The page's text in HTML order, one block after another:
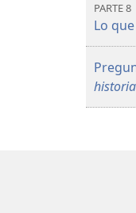
PARTE 8
Lo